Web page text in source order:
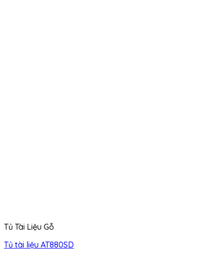
Tủ Tài Liệu Gỗ
Tủ tài liệu AT880SD